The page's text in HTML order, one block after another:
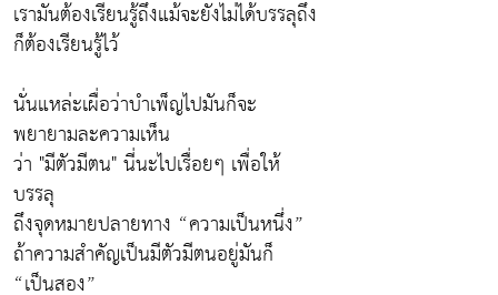
เรามันต้องเรียนรู้ถึงแม้จะยังไม่ได้บรรลุถึง
ก็ต้องเรียนรู้ไว้
นั่นแหล่ะเผื่อว่าบำเพ็ญไปมันก็จะ
พยายามละความเห็น
ว่า "มีตัวมีตน" นี่นะไปเรื่อยๆ เพื่อให้
บรรลุ
ถึงจุดหมายปลายทาง “ความเป็นหนึ่ง”
ถ้าความสำคัญเป็นมีตัวมีตนอยู่มันก็
“เป็นสอง”